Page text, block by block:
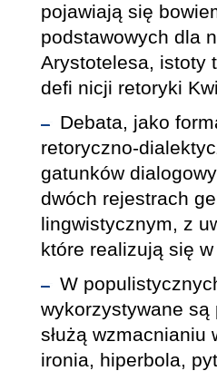
pojawiają się
podstawowych dla
Arystotelesa, istoty
defi nicji retoryki
Debata, jako
retoryczno-
gatunków
dwóch rejestrach
lingwistycznym, z
które realizują się
W
wykorzystywane
służą
ironia, hiperbola,